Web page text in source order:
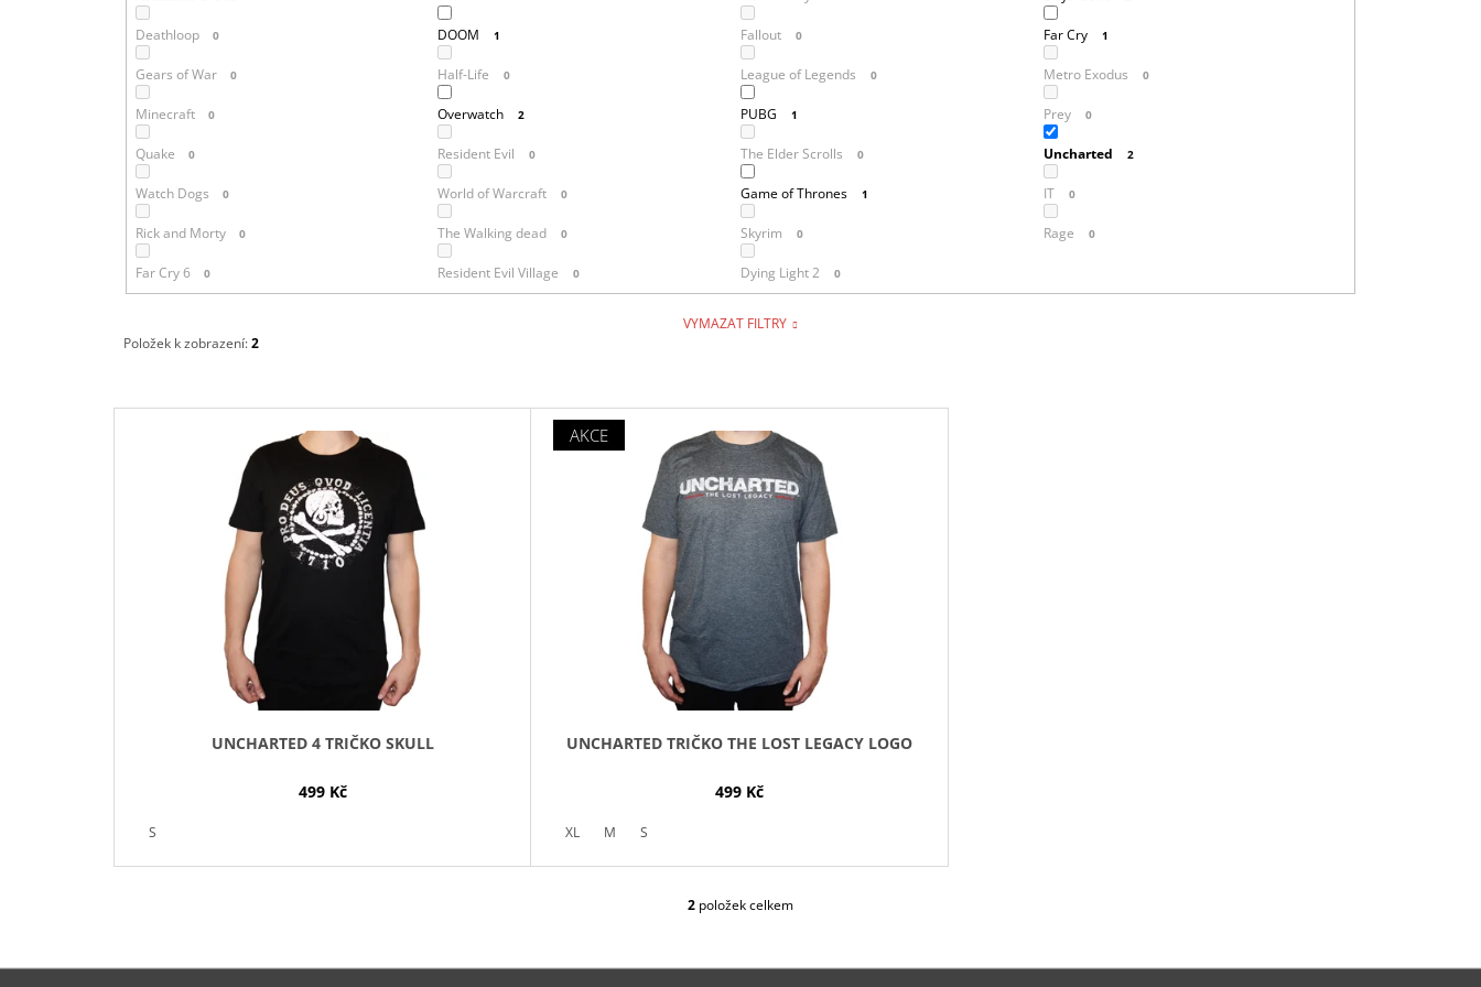
Deathloop 0 DOOM 1 Fallout 0 Far Cry 1
Gears of War 0 Half-Life 0 League of Legends 0 Metro Exodus 0
Minecraft 0 Overwatch 2 PUBG 1 Prey 0
Quake 0 Resident Evil 0 The Elder Scrolls 0 Uncharted 2
Watch Dogs 0 World of Warcraft 0 Game of Thrones 1 IT 0
Rick and Morty 0 The Walking dead 0 Skyrim 0 Rage 0
Far Cry 6 0 Resident Evil Village 0 Dying Light 2 0
VYMAZAT FILTRY
Položek k zobrazení:2
V
UNCHARTED 4 TRIČKO SKULL
499 Kč
S
AKCE
UNCHARTED TRIČKO THE LOST LEGACY LOGO
499 Kč
XL M S
O
Á
2 položek celkem